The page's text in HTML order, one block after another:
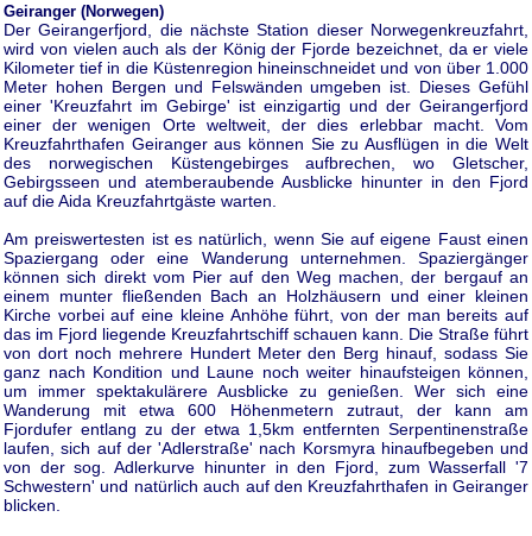
Geiranger (Norwegen)
Der Geirangerfjord, die nächste Station dieser Norwegenkreuzfahrt,
wird von vielen auch als der König der Fjorde bezeichnet, da er viele
Kilometer tief in die Küstenregion hineinschneidet und von über 1.000
Meter hohen Bergen und Felswänden umgeben ist. Dieses Gefühl
einer 'Kreuzfahrt im Gebirge' ist einzigartig und der Geirangerfjord
einer der wenigen Orte weltweit, der dies erlebbar macht. Vom
Kreuzfahrthafen Geiranger aus können Sie zu Ausflügen in die Welt
des norwegischen Küstengebirges aufbrechen, wo Gletscher,
Gebirgsseen und atemberaubende Ausblicke hinunter in den Fjord
auf die Aida Kreuzfahrtgäste warten.
Am preiswertesten ist es natürlich, wenn Sie auf eigene Faust einen
Spaziergang oder eine Wanderung unternehmen. Spaziergänger
können sich direkt vom Pier auf den Weg machen, der bergauf an
einem munter fließenden Bach an Holzhäusern und einer kleinen
Kirche vorbei auf eine kleine Anhöhe führt, von der man bereits auf
das im Fjord liegende Kreuzfahrtschiff schauen kann. Die Straße führt
von dort noch mehrere Hundert Meter den Berg hinauf, sodass Sie
ganz nach Kondition und Laune noch weiter hinaufsteigen können,
um immer spektakulärere Ausblicke zu genießen. Wer sich eine
Wanderung mit etwa 600 Höhenmetern zutraut, der kann am
Fjordufer entlang zu der etwa 1,5km entfernten Serpentinenstraße
laufen, sich auf der 'Adlerstraße' nach Korsmyra hinaufbegeben und
von der sog. Adlerkurve hinunter in den Fjord, zum Wasserfall '7
Schwestern' und natürlich auch auf den Kreuzfahrthafen in Geiranger
blicken.